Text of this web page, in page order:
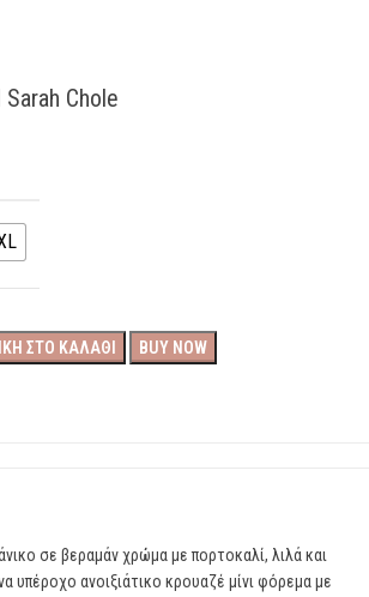
Chole
ΣΤΟ ΚΑΛΆΘΙ BUY NOW
σε βεραμάν χρώμα με πορτοκαλί, λιλά και
υπέροχο ανοιξιάτικο κρουαζέ μίνι φόρεμα με